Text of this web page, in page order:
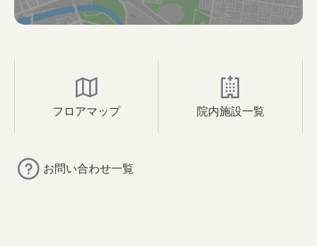
フロアマップ 院内施設一覧
お問い合わせ一覧